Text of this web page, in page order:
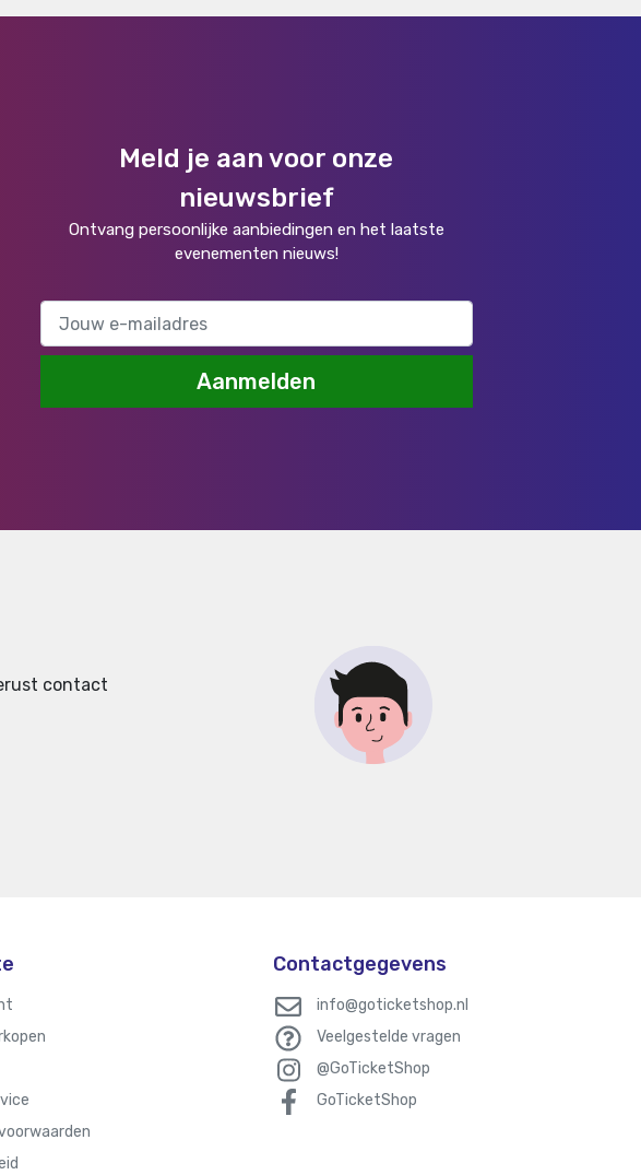
Meld je aan voor onze
nieuwsbrief
Ontvang persoonlijke aanbiedingen en het laatste
evenementen nieuws!
Aanmelden
contact
Contactgegevens
info@goticketshop.nl
Veelgestelde vragen
@GoTicketShop
GoTicketShop